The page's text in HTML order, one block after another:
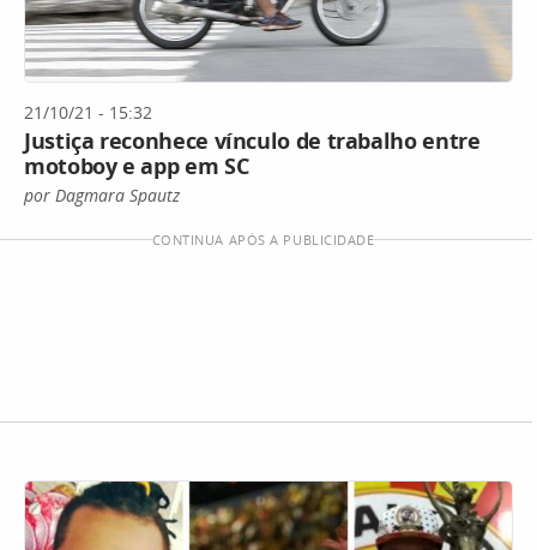
21/10/21 - 15:32
Justiça reconhece vínculo de trabalho entre
motoboy e app em SC
por Dagmara Spautz
CONTINUA APÓS A PUBLICIDADE